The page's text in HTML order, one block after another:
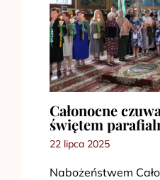
Całonocne
świętem
22 lipca 2025
Nabożeństwem